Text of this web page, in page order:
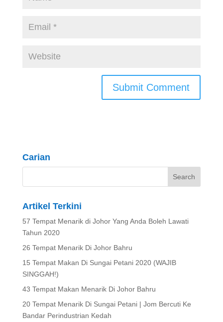
Carian
Artikel Terkini
57 Tempat Menarik di Johor Yang Anda Boleh Lawati
Tahun 2020
26 Tempat Menarik Di Johor Bahru
15 Tempat Makan Di Sungai Petani 2020 (WAJIB
SINGGAH!)
43 Tempat Makan Menarik Di Johor Bahru
20 Tempat Menarik Di Sungai Petani | Jom Bercuti Ke
Bandar Perindustrian Kedah